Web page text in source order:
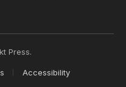
Press.
Accessibility